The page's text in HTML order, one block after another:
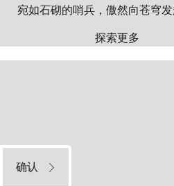
宛如石砌的哨兵，傲然向苍穹发
探索更多
确认